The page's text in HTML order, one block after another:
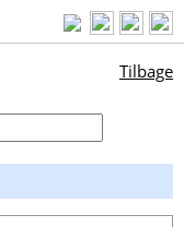
Tilbage